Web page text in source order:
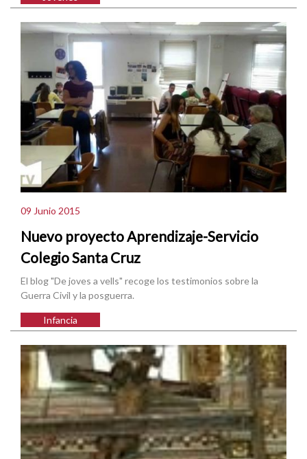
09 Junio 2015
Nuevo proyecto Aprendizaje-Servicio
Colegio Santa Cruz
El blog "De joves a vells" recoge los testimonios sobre la
Guerra Civil y la posguerra.
Infancia